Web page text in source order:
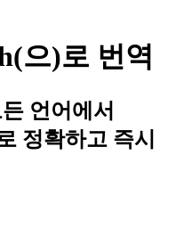
으)로 번역
언어에서
정확하고 즉시